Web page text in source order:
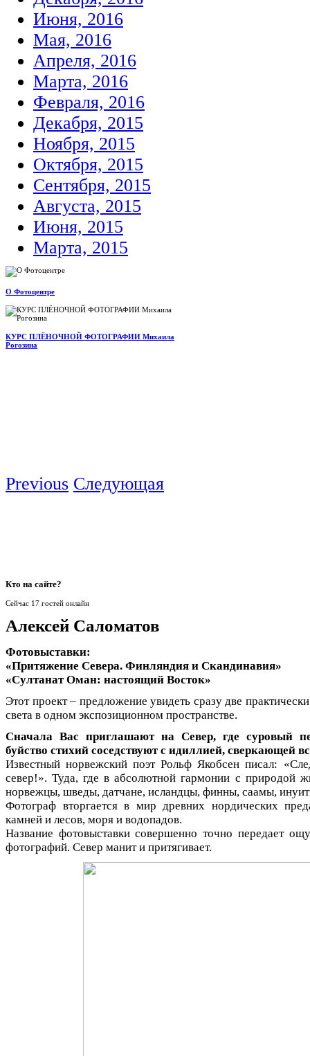
Июня, 2016
Мая, 2016
Апреля, 2016
Марта, 2016
Февраля, 2016
Декабря, 2015
Ноября, 2015
Октября, 2015
Сентября, 2015
Августа, 2015
Июня, 2015
Марта, 2015
О Фотоцентре
КУРС ПЛЁНОЧНОЙ ФОТОГРАФИИ Михаила
Рогозина
Previous Следующая
Кто на сайте?
Сейчас 17 гостей онлайн
Алексей Саломатов
Фотовыставки:
«Притяжение Севера. Финляндия и Скандинавия»
«Султанат Оман: настоящий Восток»
Этот проект – предложение увидеть сразу две
света в одном экспозиционном пространстве.
Сначала Вас приглашают на Север, где суровый
буйство стихий соседствуют с идиллией, сверкающей
Известный норвежский поэт Рольф Якобсен писал:
север!». Туда, где в абсолютной гармонии с природой
норвежцы, шведы, датчане, исландцы, финны, саамы,
Фотограф вторгается в мир древних нордических
камней и лесов, моря и водопадов.
Название фотовыставки совершенно точно передает
фотографий. Север манит и притягивает.